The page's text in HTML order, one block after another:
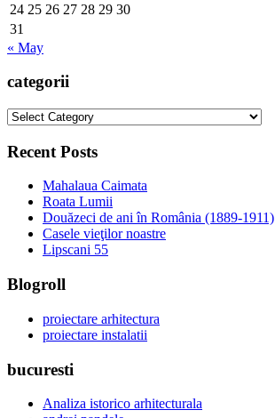
24 25 26 27 28 29 30
31
« May
categorii
categorii
Recent Posts
Mahalaua Caimata
Roata Lumii
Douăzeci de ani în România (1889-1911)
Casele vieţilor noastre
Lipscani 55
Blogroll
proiectare arhitectura
proiectare instalatii
bucuresti
Analiza istorico arhitecturala